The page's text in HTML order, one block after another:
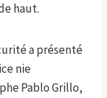
haut.
a présenté
nie
Pablo Grillo,